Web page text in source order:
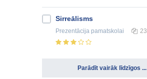
Sirreālisms
Prezentācija pamatskolai 23
Parādīt vairāk līdzīgos ...